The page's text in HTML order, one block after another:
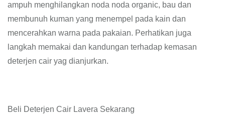
ampuh menghilangkan noda noda organic, bau dan
membunuh kuman yang menempel pada kain dan
mencerahkan warna pada pakaian. Perhatikan juga
langkah memakai dan kandungan terhadap kemasan
deterjen cair yag dianjurkan.
Beli Deterjen Cair Lavera Sekarang